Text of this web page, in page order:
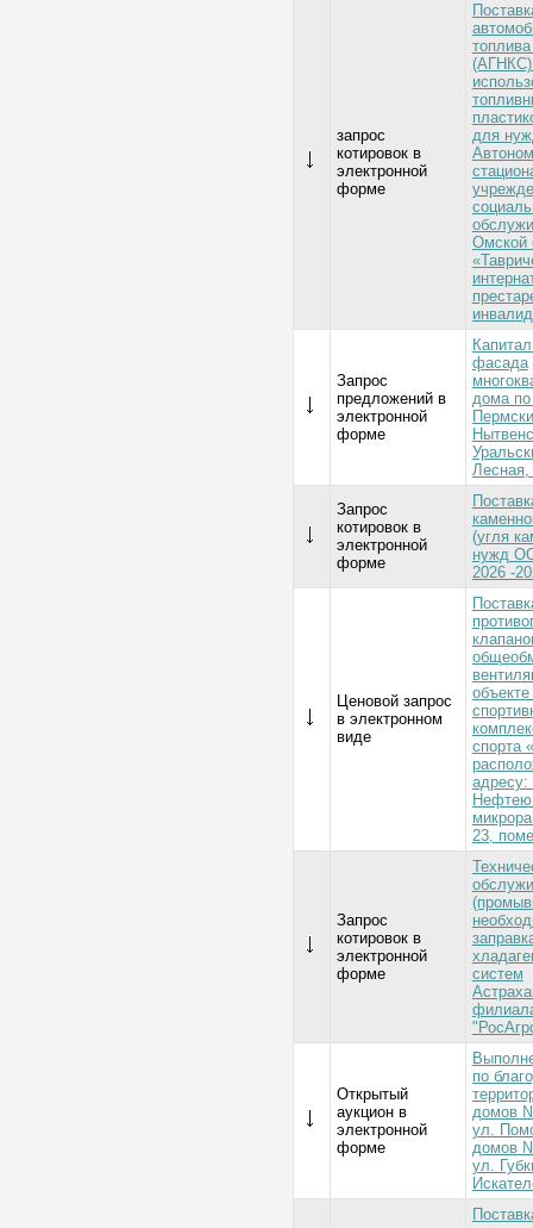
запрос
котировок в
электронной
форме
для
Омской
Запрос
предложений в
электронной
форме
фасада
дома
Запрос
котировок в
электронной
форме
(угля
нужд
2026 -
Ценовой запрос
в электронном
виде
объекте
спорта
адресу:
23,
Запрос
котировок в
электронной
форме
систем
Открытый
аукцион в
электронной
форме
по
домов
ул.
домов
ул.